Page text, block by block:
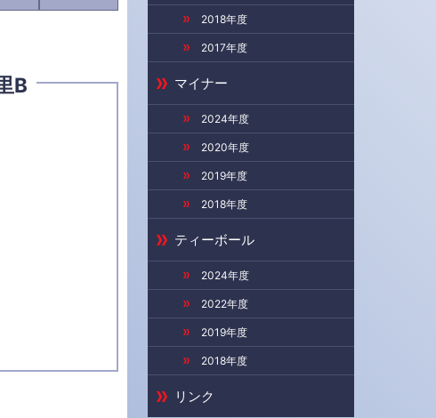
B
2018年度
2017年度
マイナー
2024年度
2020年度
2019年度
2018年度
ティーボール
2024年度
2022年度
2019年度
2018年度
リンク